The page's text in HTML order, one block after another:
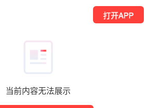
当前内容无法展示
打开APP